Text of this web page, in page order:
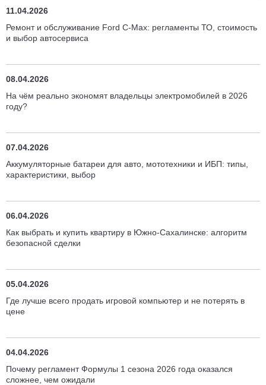
11.04.2026
Ремонт и обслуживание Ford C-Max: регламенты ТО, стоимость
и выбор автосервиса
08.04.2026
На чём реально экономят владельцы электромобилей в 2026
году?
07.04.2026
Аккумуляторные батареи для авто, мототехники и ИБП: типы,
характеристики, выбор
06.04.2026
Как выбрать и купить квартиру в Южно-Сахалинске: алгоритм
безопасной сделки
05.04.2026
Где лучше всего продать игровой компьютер и не потерять в
цене
04.04.2026
Почему регламент Формулы 1 сезона 2026 года оказался
сложнее, чем ожидали